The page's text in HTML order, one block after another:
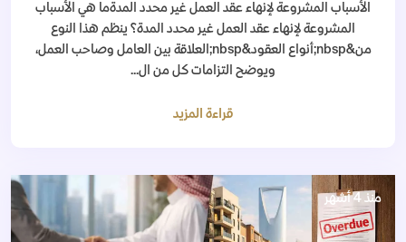
الأسباب المشروعة لإنهاء عقد العمل غير محدد المدةما هي الأسباب
المشروعة لإنهاء عقد العمل غير محدد المدة؟ ينظم هذا النوع
من&nbsp;أنواع العقود&nbsp;العلاقة بين العامل وصاحب العمل،
ويوضح التزامات كل من ال...
قراءة المزيد
منذ 4 أشهر